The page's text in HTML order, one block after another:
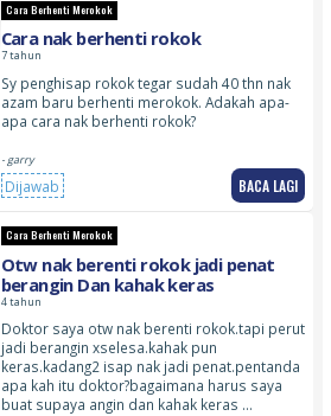
Cara Berhenti Merokok
Cara nak berhenti rokok
7 tahun
Sy penghisap rokok tegar sudah 40 thn nak
azam baru berhenti merokok. Adakah apa-
apa cara nak berhenti rokok?
- garry
Dijawab BACA LAGI
Cara Berhenti Merokok
Otw nak berenti rokok jadi penat
berangin Dan kahak keras
4 tahun
Doktor saya otw nak berenti rokok.tapi perut
jadi berangin xselesa.kahak pun
keras.kadang2 isap nak jadi penat.pentanda
apa kah itu doktor?bagaimana harus saya
buat supaya angin dan kahak keras …